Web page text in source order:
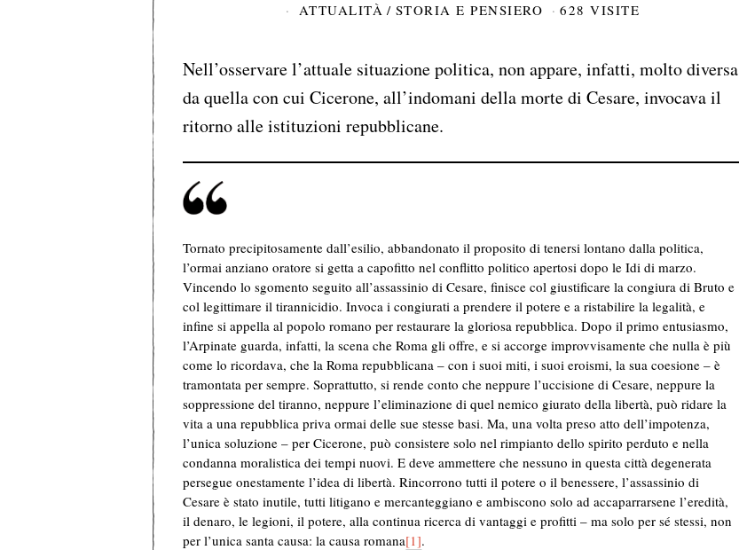
ATTUALITÀ / STORIA E PENSIERO 628 VISITE
Nell’osservare l’attuale situazione politica, non appare, infatti, molto diversa
da quella con cui Cicerone, all’indomani della morte di Cesare, invocava il
ritorno alle istituzioni repubblicane.
Tornato precipitosamente dall’esilio, abbandonato il proposito di tenersi lontano dalla politica,
l’ormai anziano oratore si getta a capofitto nel conflitto politico apertosi dopo le Idi di marzo.
Vincendo lo sgomento seguito all’assassinio di Cesare, finisce col giustificare la congiura di Bruto e
col legittimare il tirannicidio. Invoca i congiurati a prendere il potere e a ristabilire la legalità, e
infine si appella al popolo romano per restaurare la gloriosa repubblica. Dopo il primo entusiasmo,
l’Arpinate guarda, infatti, la scena che Roma gli offre, e si accorge improvvisamente che nulla è più
come lo ricordava, che la Roma repubblicana – con i suoi miti, i suoi eroismi, la sua coesione – è
tramontata per sempre. Soprattutto, si rende conto che neppure l’uccisione di Cesare, neppure la
soppressione del tiranno, neppure l’eliminazione di quel nemico giurato della libertà, può ridare la
vita a una repubblica priva ormai delle sue stesse basi. Ma, una volta preso atto dell’impotenza,
l’unica soluzione – per Cicerone, può consistere solo nel rimpianto dello spirito perduto e nella
condanna moralistica dei tempi nuovi. E deve ammettere che nessuno in questa città degenerata
persegue onestamente l’idea di libertà. Rincorrono tutti il potere o il benessere, l’assassinio di
Cesare è stato inutile, tutti litigano e mercanteggiano e ambiscono solo ad accaparrarsene l’eredità,
il denaro, le legioni, il potere, alla continua ricerca di vantaggi e profitti – ma solo per sé stessi, non
per l’unica santa causa: la causa romana[1].